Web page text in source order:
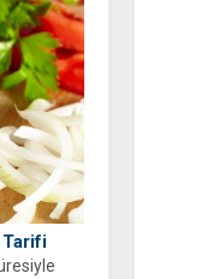
Tarifi